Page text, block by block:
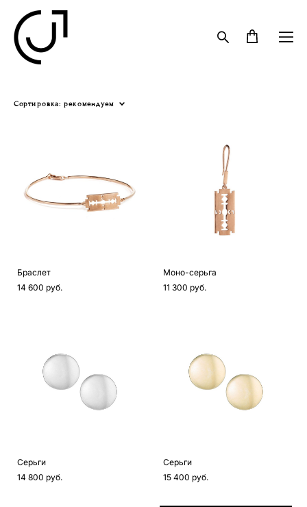
Сортировка: рекомендуем
Браслет
14 600 pуб.
Моно-серьга
11 300 pуб.
Серьги
14 800 pуб.
Серьги
15 400 pуб.